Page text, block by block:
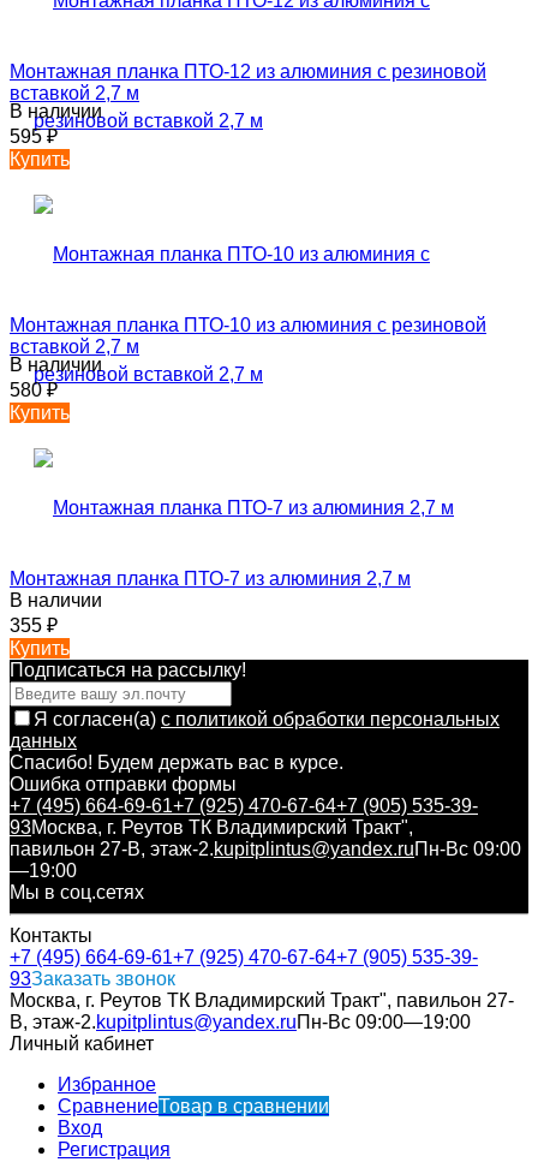
Монтажная планка ПТО-12 из алюминия с резиновой
вставкой 2,7 м
В наличии
595₽
Купить
Монтажная планка ПТО-10 из алюминия с резиновой
вставкой 2,7 м
В наличии
580₽
Купить
Монтажная планка ПТО-7 из алюминия 2,7 м
В наличии
355 ₽
Купить
Подписаться на рассылкy!
Я согласен(a) с политикой обработки персональных
данных
Спасибо! Будем держать вас в курсе.
Ошибка отправки формы
+7 (495) 664-69-61+7 (925) 470-67-64+7 (905) 535-39-
93Москва, г. Реутов ТК Владимирский Тракт",
павильон 27-В, этаж-2.kupitplintus@yandex.ruПн-Вс 09:00
—19:00
Мы в соц.сетях
Контакты
+7 (495) 664-69-61+7 (925) 470-67-64+7 (905) 535-39-
93Заказать звонок
Москва, г. Реутов ТК Владимирский Тракт", павильон 27-
В, этаж-2.kupitplintus@yandex.ruПн-Вс 09:00—19:00
Личный кабинет
Избранное
СравнениеТовар в сравнении
Вход
Регистрация